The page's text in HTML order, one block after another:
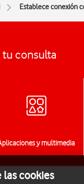
Establece conexión
consulta
y multimedia
las cookies